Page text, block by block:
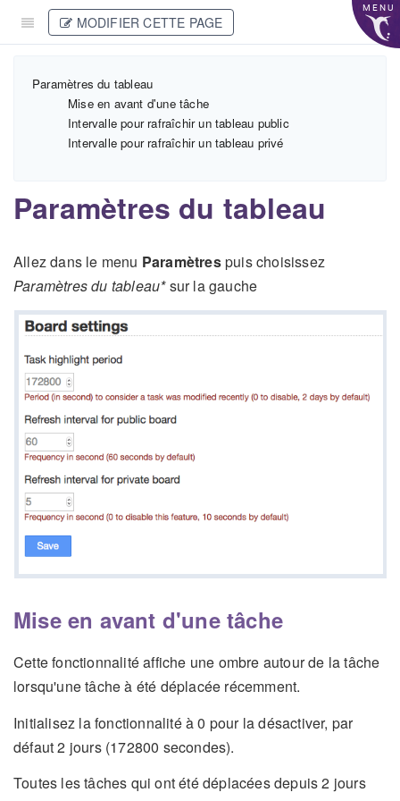
MENU
MODIFIER CETTE PAGE
Paramètres du tableau
Mise en avant d'une tâche
Intervalle pour rafraîchir un tableau public
Intervalle pour rafraîchir un tableau privé
Paramètres du tableau
Allez dans le menu Paramètrespuis choisissez
Paramètres du tableau*sur la gauche
Mise en avant d'une tâche
Cette fonctionnalité affiche une ombre autour de la tâche
lorsqu'une tâche à été déplacée récemment.
Initialisez la fonctionnalité à 0 pour la désactiver, par
défaut 2 jours (172800 secondes).
Toutes les tâches qui ont été déplacées depuis 2 jours